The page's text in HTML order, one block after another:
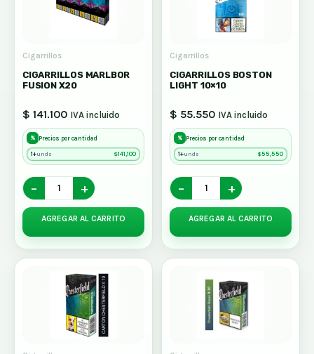
Cigarrillos
CIGARRILLOS MARLBOR
FUSION X20
$ 141.100 IVA incluido
% Precios por cantidad
1+unds $141,100
− +
AGREGAR AL CARRITO
Cigarrillos
CIGARRILLOS BOSTON
LIGHT 10×10
$ 55.550 IVA incluido
% Precios por cantidad
1+unds $55,550
− +
AGREGAR AL CARRITO